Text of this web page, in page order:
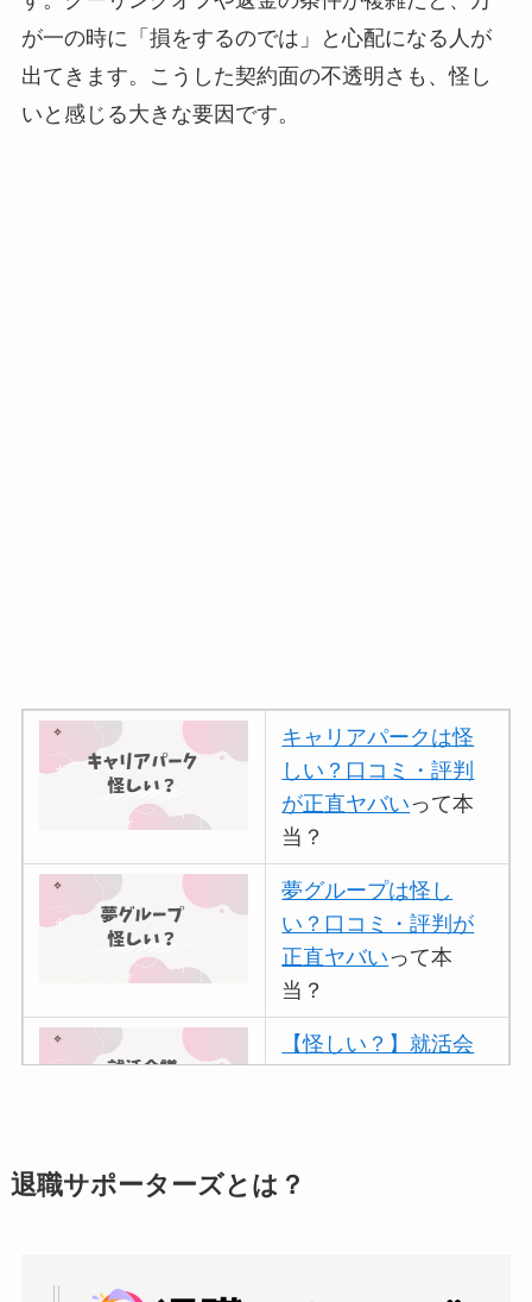
が一の時に「損をするのでは」と心配になる人が
出てきます。こうした契約面の不透明さも、怪し
いと感じる大きな要因です。
キャリアパークは怪
しい？口コミ・評判
が正直ヤバいって本
当？
夢グループは怪し
い？口コミ・評判が
正直ヤバいって本
当？
【怪しい？】就活会
アトムクリニックは
退職サポーターズとは？